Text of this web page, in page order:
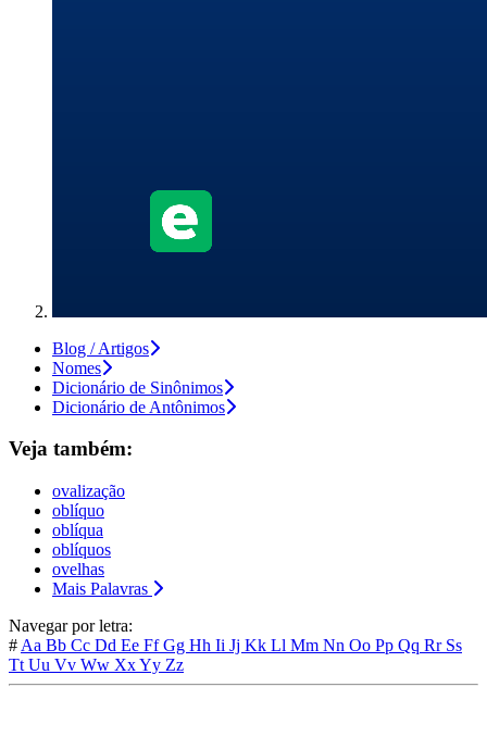
Blog / Artigos
Nomes
Dicionário de Sinônimos
Dicionário de Antônimos
Veja também:
ovalização
oblíquo
oblíqua
oblíquos
ovelhas
Mais Palavras
Navegar por letra:
# Aa Bb Cc Dd Ee FfGg Hh Ii Jj Kk Ll Mm Nn Oo Pp Qq Rr Ss
Tt Uu Vv Ww XxYy Zz